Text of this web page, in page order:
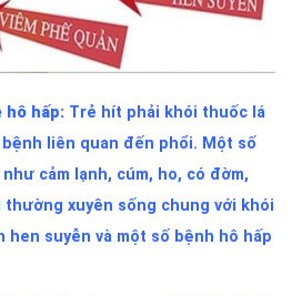
hô hấp: Trẻ hít phải khói thuốc lá
liên quan đến phổi. Một số
cảm lạnh, cúm, ho, có đờm,
thường xuyên sống chung với khói
hen suyễn và một số bệnh hô hấp